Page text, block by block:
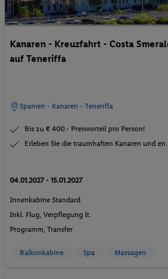
Kanaren - Kreuzfahrt - Costa
auf Teneriffa
Spanien - Kanaren - Teneriffa
Bis zu € 400.- Preisvorteil pro Person!
Erleben Sie die traumhaften Kanaren und en...
04.01.2027 - 15.01.2027
Innenkabine Standard
Inkl. Flug, Verpflegung lt.
Programm, Transfer
Balkonkabine Spa Massagen